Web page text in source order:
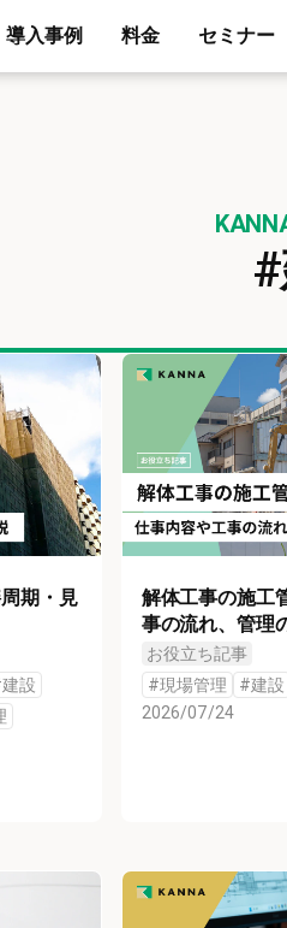
導入事例 料金 セミナー
期・見
建設
解体工事の施工
事の流れ、管理
お役立ち記事
#現場管理 #建設
2026/07/24